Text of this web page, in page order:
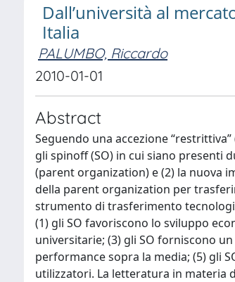
Dall’università al
Italia
PALUMBO, Riccardo
2010-01-01
Abstract
Seguendo una accezione
gli spinoff (SO) in cui siano presenti
(parent organization) e (2) la nuova
della parent organization per
strumento di trasferimento
(1) gli SO favoriscono lo sviluppo
universitarie; (3) gli SO forniscono
performance sopra la media; (5) gli
utilizzatori. La letteratura in materia